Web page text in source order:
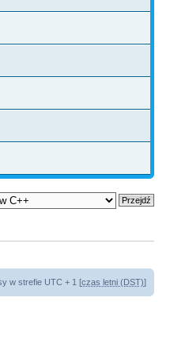
w strefie UTC + 1 [czas letni (DST)]